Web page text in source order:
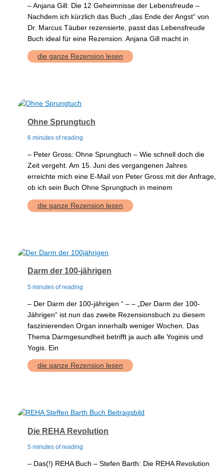
– Anjana Gill: Die 12 Geheimnisse der Lebensfreude –
Nachdem ich kürzlich das Buch „das Ende der Angst“ von
Dr. Marcus Täuber rezensierte, passt das Lebensfreude
Buch ideal für eine Rezension. Anjana Gill macht in
Geheimnisse-
der-
die ganze Rezension lesen
Ohne Sprungtuch
6 minutes of reading
– Peter Gross: Ohne Sprungtuch – Wie schnell doch die
Zeit vergeht. Am 15. Juni des vergangenen Jahres
erreichte mich eine E‑Mail von Peter Gross mit der Anfrage,
ob ich sein Buch Ohne Sprungtuch in meinem
Ohne
Sprungtuch
die ganze Rezension lesen
Darm der 100-jährigen
5 minutes of reading
– Der Darm der 100-jährigen “ – – „Der Darm der 100-
Jährigen“ ist nun das zweite Rezensionsbuch zu diesem
faszinierenden Organ innerhalb weniger Wochen. Das
Thema Darmgesundheit betrifft ja auch alle Yoginis und
Yogis. Ein
Darm
der
die ganze Rezension lesen
Die REHA Revolution
5 minutes of reading
– Das(!) REHA Buch – Stefen Barth: Die REHA Revolution